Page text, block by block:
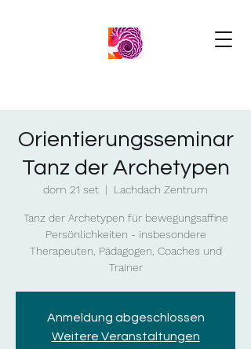
Orientierungsseminar
Tanz der Archetypen
dom 21 set
  |
Lachdach Zentrum
Tanz der Archetypen für bewegungsaffine
Persönlichkeiten - insbesondere
Therapeuten, Pädagogen, Coaches und
Trainer
Anmeldung abgeschlossen
Weitere Veranstaltungen